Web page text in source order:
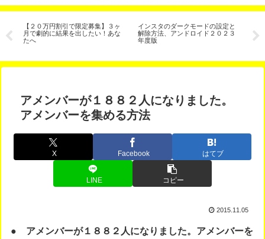
コ
【２０万円割引で限定募集】３ヶ
月で劇的に結果を出したい！あな
たへ
インスタのダークモードの設定と
解除方法、アンドロイド２０２３
年度版
ー
アメンバーが１８８２人になりました。
アメンバーを集める方法
X Facebook はてブ
LINE コピー
2015.11.05
● アメンバーが１８８２人になりました。アメンバーを